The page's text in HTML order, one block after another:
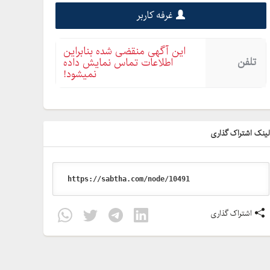
غرفه کاربر
تلفن
این آگهی منقضی شده بنابراین
اطلاعات تماس نمایش داده
نمیشود!
اشتراک گذاری
اشتراک گذاری